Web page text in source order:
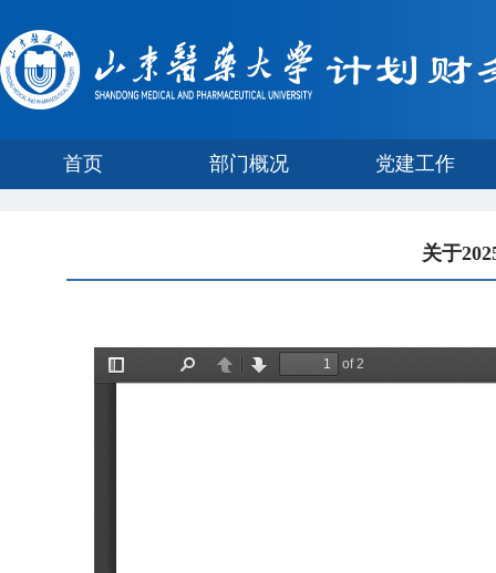
首页 部门概况 党建工作
关于